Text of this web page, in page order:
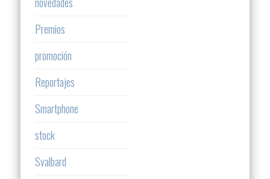
Premios
promoción
Reportajes
Smartphone
stock
Svalbard